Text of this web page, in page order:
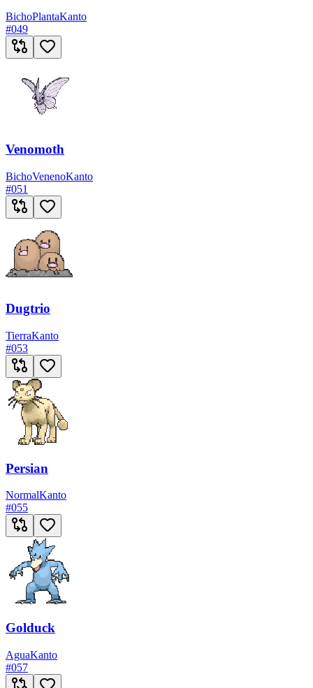
BichoPlantaKanto
#049
Venomoth
BichoVenenoKanto
#051
Dugtrio
TierraKanto
#053
Persian
NormalKanto
#055
Golduck
AguaKanto
#057